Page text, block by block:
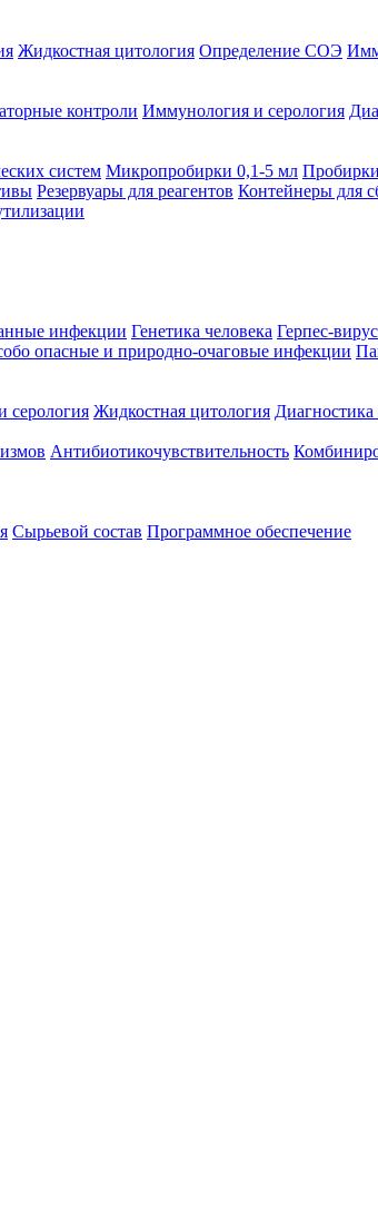
Жидкостная цитология Определение СОЭ
контроли Иммунология и серология
систем Микропробирки 0,1-5 мл
Резервуары для реагентов Контейнеры для
инфекции Генетика человека Герпес-
опасные и природно-очаговые инфекции
серология Жидкостная цитология Диагностика
Антибиотикочувствительность
Сырьевой состав Программное обеспечение